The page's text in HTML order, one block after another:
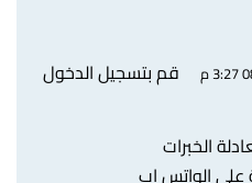
م
قم بتسجيل الدخول
الخبرات
على الواتس اب